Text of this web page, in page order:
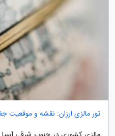
تور مالزی ارزان: نقشه و موقعیت